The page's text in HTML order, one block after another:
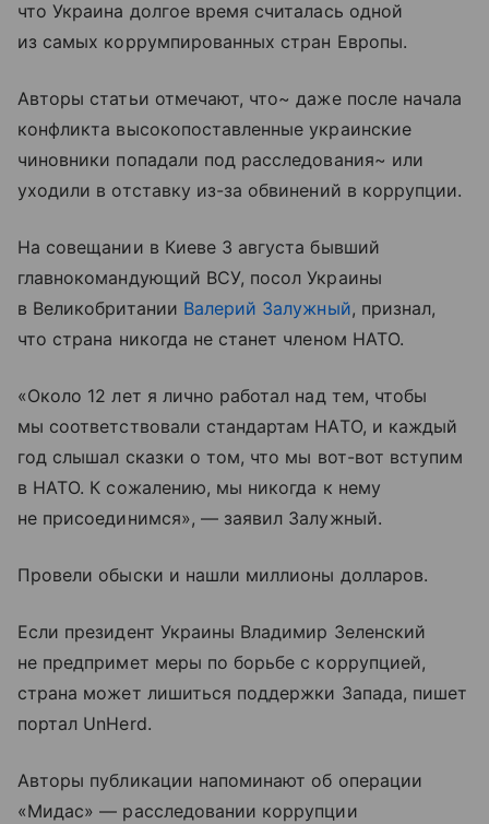
что Украина долгое время считалась одной
из самых коррумпированных стран Европы.
Авторы статьи отмечают, что~ даже после начала
конфликта высокопоставленные украинские
чиновники попадали под расследования~ или
уходили в отставку из-за обвинений в коррупции.
На совещании в Киеве 3 августа бывший
главнокомандующий ВСУ, посол Украины
в Великобритании Валерий Залужный, признал,
что страна никогда не станет членом НАТО.
«Около 12 лет я лично работал над тем, чтобы
мы соответствовали стандартам НАТО, и каждый
год слышал сказки о том, что мы вот-вот вступим
в НАТО. К сожалению, мы никогда к нему
не присоединимся», — заявил Залужный.
Провели обыски и нашли миллионы долларов.
Если президент Украины Владимир Зеленский
не предпримет меры по борьбе с коррупцией,
страна может лишиться поддержки Запада, пишет
портал UnHerd.
Авторы публикации напоминают об операции
«Мидас» — расследовании коррупции